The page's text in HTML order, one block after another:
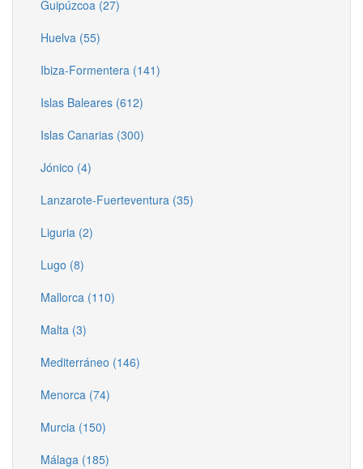
Guipúzcoa (27)
Huelva (55)
Ibiza-Formentera (141)
Islas Baleares (612)
Islas Canarias (300)
Jónico (4)
Lanzarote-Fuerteventura (35)
Liguria (2)
Lugo (8)
Mallorca (110)
Malta (3)
Mediterráneo (146)
Menorca (74)
Murcia (150)
Málaga (185)